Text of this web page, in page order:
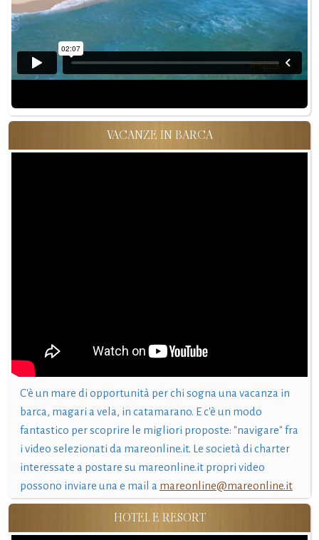
VACANZE IN BARCA
C'è un mare di opportunità per chi sogna una vacanza in
barca, magari a vela, in catamarano. E c'è un modo
fantastico per scoprire le migliori proposte: "navigare" fra
i video selezionati da mareonline.it. Le società di charter
interessate a postare su mareonline.it propri video
possono inviare una e mail a mareonline@mareonline.it
HOTEL E RESORT